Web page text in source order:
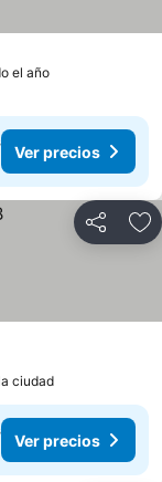
el año
Ver precios
Compartir
ciudad
Ver precios